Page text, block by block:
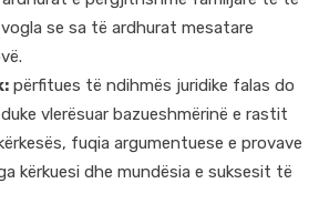
se sa të ardhurat mesatare
përfitues të ndihmës juridike falas do
vlerësuar bazueshmërinë e rastit
fuqia argumentuese e provave
kërkuesi dhe mundësia e suksesit të